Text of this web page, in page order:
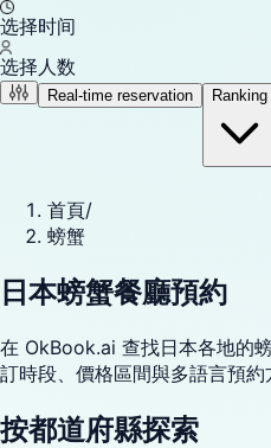
选择时间
选择人数
Real-time reservation Ranking
首頁/
螃蟹
日本螃蟹餐廳預約
在 OkBook.ai 查找日本各地的
訂時段、價格區間與多語言預約
按都道府縣探索